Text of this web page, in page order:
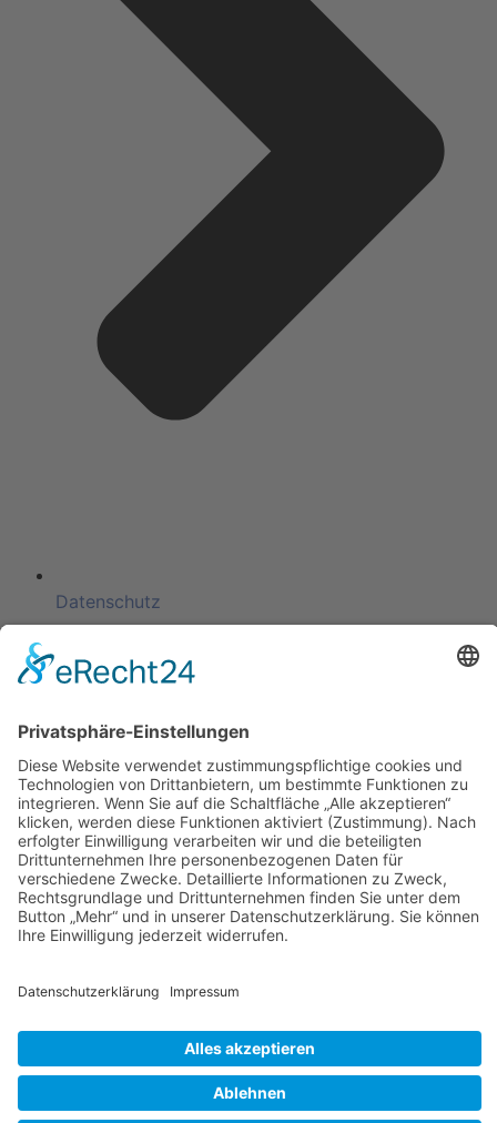
Datenschutz
KATEGORIEN
ÜBER UNS
Geschützt durchSecurity by CleanTalk